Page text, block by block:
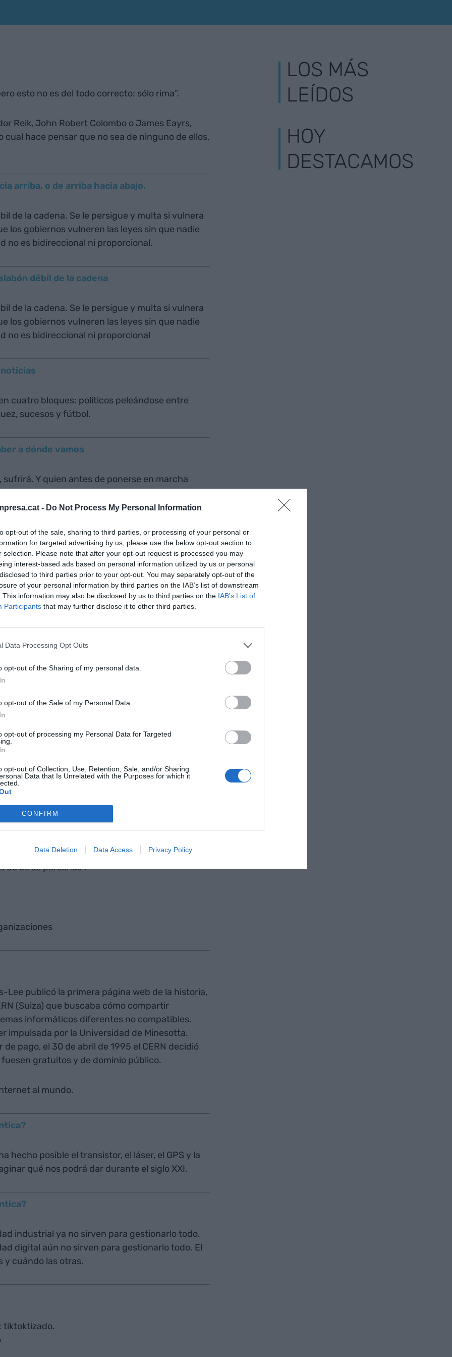
- Do Not Process My Personal Information
opt-out of the sale, sharing to third parties, or processing of your personal or
for targeted advertising by us, please use the below opt-out section to
selection. Please note that after your opt-out request is processed you may
interest-based ads based on personal information utilized by us or personal
to third parties prior to your opt-out. You may separately opt-out of the
of your personal information by third parties on the IAB’s list of downstream
This information may also be disclosed by us to third parties on the IAB’s List of
Participants that may further disclose it to other third parties.
Data Processing Opt Outs
opt-out of the Sharing of my personal data.
opt-out of the Sale of my Personal Data.
opt-out of processing my Personal Data for Targeted
opt-out of Collection, Use, Retention, Sale, and/or Sharing
Data that Is Unrelated with the Purposes for which it
CONFIRM
Data Deletion Data Access Privacy Policy
esto no es del todo correcto: sólo rima”.
Reik, John Robert Colombo o James Eayrs,
hace pensar que no sea de ninguno de ellos,
arriba, o de arriba hacia abajo.
de la cadena. Se le persigue y multa si vulnera
los gobiernos vulneren las leyes sin que nadie
no es bidireccional ni proporcional.
débil de la cadena
de la cadena. Se le persigue y multa si vulnera
los gobiernos vulneren las leyes sin que nadie
no es bidireccional ni proporcional
noticias
cuatro bloques: políticos peleándose entre
sucesos y fútbol.
a dónde vamos
Y quien antes de ponerse en marcha
no podrá arrancar.
no cosas.
que compras?
Y si dudas, recuerda la máxima de la
puedes abrir, no es tuyo”
cuesta mucho, quizás no debas dedicarte a
podrá substituir la falta de talento y de
artesano y artista
con las manos es un obrero. Si utiliza las manos
las manos, la cabeza y el amor, es un artista.
y, ¿qué es el trabajo?
de otras personas”.
Lee publicó la primera página web de la historia,
(Suiza) que buscaba cómo compartir
informáticos diferentes no compatibles.
impulsada por la Universidad de Minesotta.
pago, el 30 de abril de 1995 el CERN decidió
gratuitos y de dominio público.
al mundo.
hecho posible el transistor, el láser, el GPS y la
qué nos podrá dar durante el siglo XXI.
industrial ya no sirven para gestionarlo todo.
digital aún no sirven para gestionarlo todo. El
y cuándo las otras.
tiktoktizado.
LOS MÁS
LEÍDOS
HOY
DESTACAMOS